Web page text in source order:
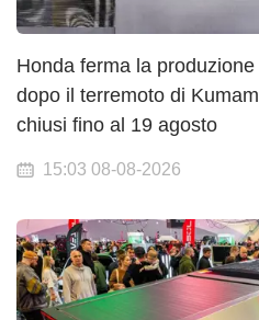
Honda ferma la
dopo il terremoto di
chiusi fino al 19 agosto
15:03 08-08-2026